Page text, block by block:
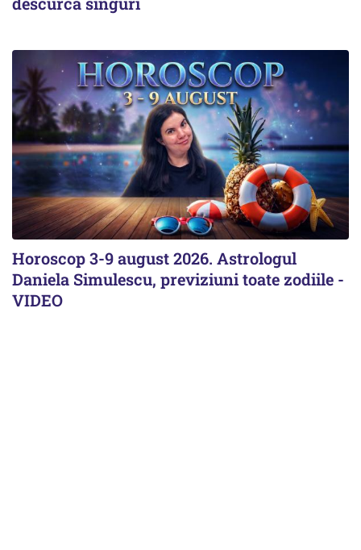
Horoscop 3-9 august 2026. Astrologul
Daniela Simulescu, previziuni toate zodiile -
VIDEO